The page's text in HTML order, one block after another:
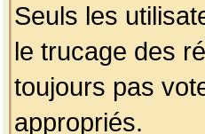
Seuls les
le trucage des
toujours pas
appropriés.